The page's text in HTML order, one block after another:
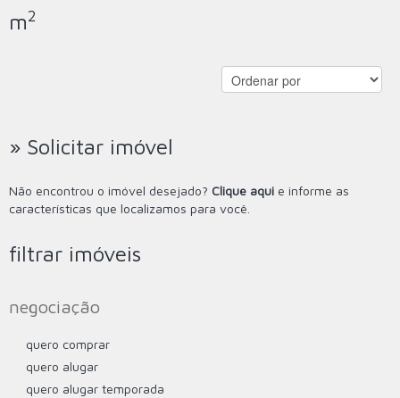
m2
» Solicitar imóvel
Não encontrou o imóvel desejado? Clique aqui e informe as
características que localizamos para você.
filtrar imóveis
negociação
quero comprar
quero alugar
quero alugar temporada